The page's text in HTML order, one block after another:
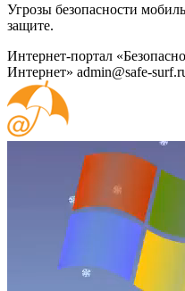
Угрозы безопасности
защите.
Интернет-портал
Интернет» admin@safe-